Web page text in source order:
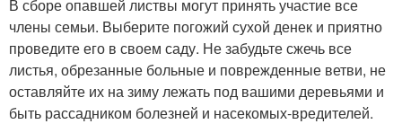
В сборе опавшей листвы могут принять участие все
члены семьи. Выберите погожий сухой денек и приятно
проведите его в своем саду. Не забудьте сжечь все
листья, обрезанные больные и поврежденные ветви, не
оставляйте их на зиму лежать под вашими деревьями и
быть рассадником болезней и насекомых-вредителей.